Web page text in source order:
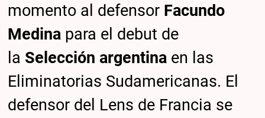
momento al defensor Facundo
Medina para el debut de
la Selección argentina en las
Eliminatorias Sudamericanas. El
defensor del Lens de Francia se